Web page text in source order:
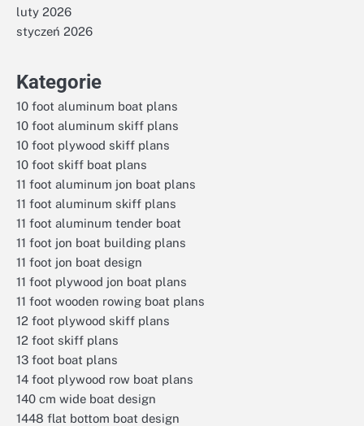
luty 2026
styczeń 2026
Kategorie
10 foot aluminum boat plans
10 foot aluminum skiff plans
10 foot plywood skiff plans
10 foot skiff boat plans
11 foot aluminum jon boat plans
11 foot aluminum skiff plans
11 foot aluminum tender boat
11 foot jon boat building plans
11 foot jon boat design
11 foot plywood jon boat plans
11 foot wooden rowing boat plans
12 foot plywood skiff plans
12 foot skiff plans
13 foot boat plans
14 foot plywood row boat plans
140 cm wide boat design
1448 flat bottom boat design